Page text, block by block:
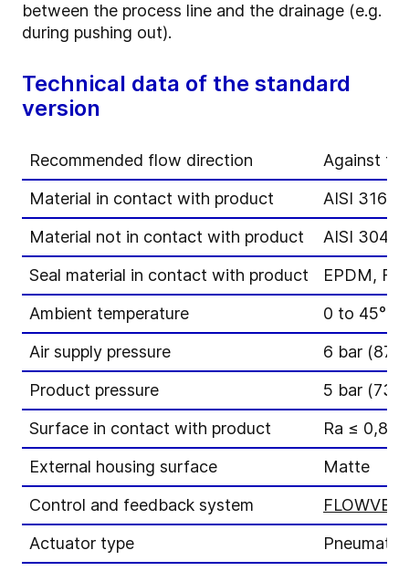
between the process line and the drainage (e.g.
during pushing out).
Technical data of the standard
version
Recommended flow direction
Against
Material in contact with product
AISI 316L
Material not in contact with product
AISI 304
Seal material in contact with product
EPDM,
Ambient temperature
0 to 45°C
Air supply pressure
6 bar (87
Product pressure
5 bar (73
Surface in contact with product
Ra ≤ 0,8
External housing surface
Matte
Control and feedback system
Actuator type